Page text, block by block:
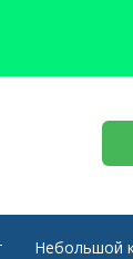
Небольшой